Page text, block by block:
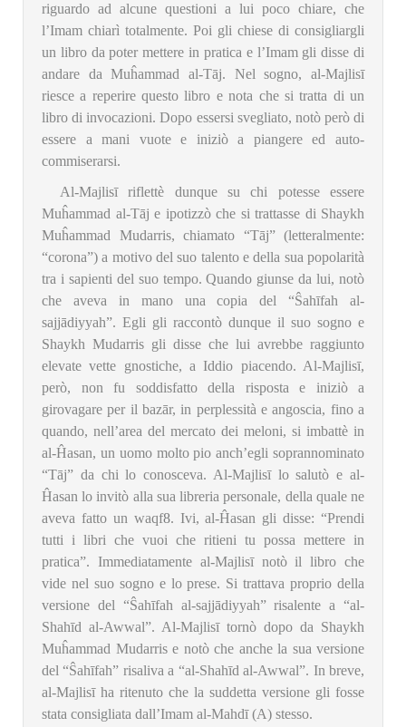
riguardo ad alcune questioni a lui poco chiare, che
l’Imam chiarì totalmente. Poi gli chiese di consigliargli
un libro da poter mettere in pratica e l’Imam gli disse di
andare da Muĥammad al-Tāj. Nel sogno, al-Majlisī
riesce a reperire questo libro e nota che si tratta di un
libro di invocazioni. Dopo essersi svegliato, notò però di
essere a mani vuote e iniziò a piangere ed auto-
commiserarsi.
Al-Majlisī riflettè dunque su chi potesse essere
Muĥammad al-Tāj e ipotizzò che si trattasse di Shaykh
Muĥammad Mudarris, chiamato “Tāj” (letteralmente:
“corona”) a motivo del suo talento e della sua popolarità
tra i sapienti del suo tempo. Quando giunse da lui, notò
che aveva in mano una copia del “Ŝahīfah al-
sajjādiyyah”. Egli gli raccontò dunque il suo sogno e
Shaykh Mudarris gli disse che lui avrebbe raggiunto
elevate vette gnostiche, a Iddio piacendo. Al-Majlisī,
però, non fu soddisfatto della risposta e iniziò a
girovagare per il bazār, in perplessità e angoscia, fino a
quando, nell’area del mercato dei meloni, si imbattè in
al-Ĥasan, un uomo molto pio anch’egli soprannominato
“Tāj” da chi lo conosceva. Al-Majlisī lo salutò e al-
Ĥasan lo invitò alla sua libreria personale, della quale ne
aveva fatto un waqf8. Ivi, al-Ĥasan gli disse: “Prendi
tutti i libri che vuoi che ritieni tu possa mettere in
pratica”. Immediatamente al-Majlisī notò il libro che
vide nel suo sogno e lo prese. Si trattava proprio della
versione del “Ŝahīfah al-sajjādiyyah” risalente a “al-
Shahīd al-Awwal”. Al-Majlisī tornò dopo da Shaykh
Muĥammad Mudarris e notò che anche la sua versione
del “Ŝahīfah” risaliva a “al-Shahīd al-Awwal”. In breve,
al-Majlisī ha ritenuto che la suddetta versione gli fosse
stata consigliata dall’Imam al-Mahdī (A) stesso.